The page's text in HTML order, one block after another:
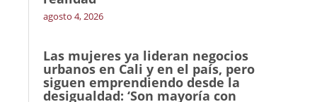
agosto 4, 2026
Las mujeres ya lideran negocios
urbanos en Cali y en el país, pero
siguen emprendiendo desde la
desigualdad: ‘Son mayoría con